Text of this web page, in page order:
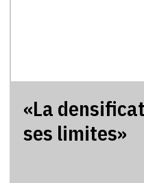
«La
ses limites»